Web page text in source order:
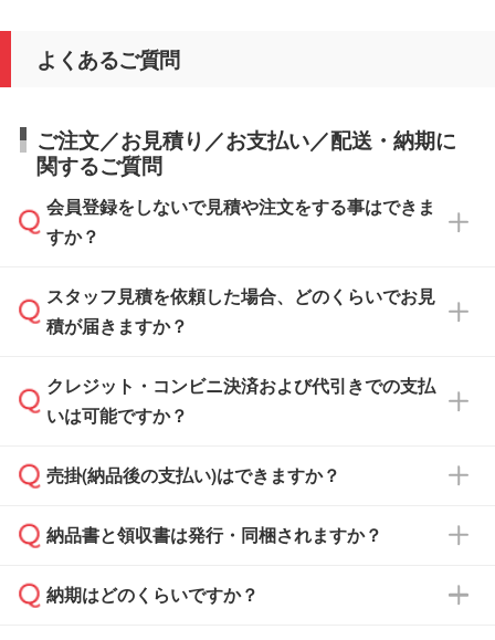
よくあるご質問
ご注文／お見積り／お支払い／配送・納期に
関するご質問
会員登録をしないで見積や注文をする事はできま
すか？
可能です。見積・注文フォームにて『ゲストの
まま進む』ボタンからお進みのうえ、ご依頼く
スタッフ見積を依頼した場合、どのくらいでお見
積が届きますか？
通常、翌営業日までにお送りしております。混
雑状況によっては、お時間をいただくこともご
依頼いただいた場合は、翌営業日以降のご連絡
クレジット・コンビニ決済および代引きでの支払
いは可能ですか？
銀行振込のみのご対応となります。
売掛(納品後の支払い)はできますか？
基本的には先入金をお願いしておりますが、自
どの場合は、月末締め翌月末払いに対応可能で
納品書と領収書は発行・同梱されますか？
納品書・領収書は ご依頼をいただいた場合の
納期はどのくらいですか？